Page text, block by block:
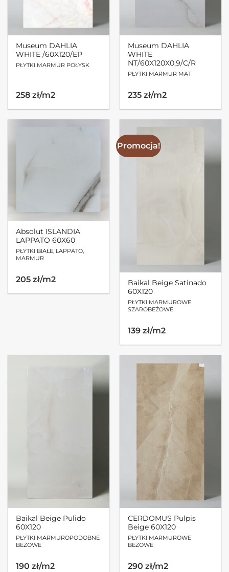
Museum DAHLIA
WHITE /60X120/EP
PŁYTKI MARMUR POŁYSK
258 zł/m2
Museum DAHLIA
WHITE
NT/60X120X0,9/C/R
PŁYTKI MARMUR MAT
235 zł/m2
Absolut ISLANDIA
LAPPATO 60X60
PŁYTKI BIAŁE, LAPPATO,
MARMUR
205 zł/m2
Promocja!
Baikal Beige Satinado
60X120
PŁYTKI MARMUROWE
SZAROBEŻOWE
Pierwotna
cena
Aktualna
cena
139 zł/m2
Baikal Beige Pulido
60X120
PŁYTKI MARMUROPODOBNE
BEŻOWE
190 zł/m2
CERDOMUS Pulpis
Beige 60X120
PŁYTKI MARMUROWE
BEŻOWE
290 zł/m2